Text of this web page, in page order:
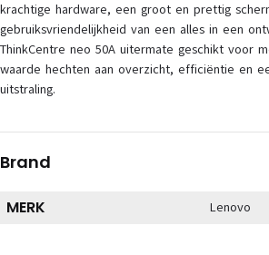
krachtige hardware, een groot en prettig
gebruiksvriendelijkheid van een alles in een
ThinkCentre neo 50A uitermate geschikt voor
waarde hechten aan overzicht, efficiëntie en
uitstraling.
Brand
MERK Lenovo